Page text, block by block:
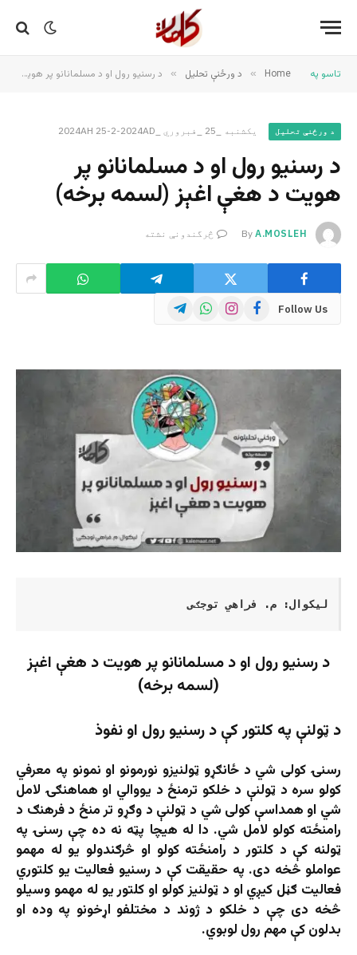
تاسو په Home
» د ورځنې تحلیل » د رسنیو رول او د مسلمانانو پر هویت د هغې اغېز (لسمه برخه)
د ورځنې تحلیل یکشنبه _25 _فبروري _2024AH 25-2-2024AD
د رسنیو رول او د مسلمانانو پر
هویت د هغې اغېز (لسمه برخه)
By A.MOSLEH څرگندونې نشته
Follow Us
Facebook
Instagram
WhatsApp
Telegram
لیکوال: م. فراهي توجګی
د رسنیو رول او د مسلمانانو پر هویت د هغې اغېز
(لسمه برخه)
د ټولنې په کلتور کې د رسنیو رول او نفوذ
رسنۍ کولی شي د ځانګړو ټولنیزو نورمونو او نمونو په معرفي
کولو سره د ټولنې د خلکو ترمنځ د یووالي او هماهنګۍ لامل
شي او همداسې کولی شي د ټولنې د وګړو تر منځ د فرهنګ د
رامنځته کولو لامل شي. دا له هیچا پټه نه ده چې رسنۍ په
ټولنه کې د کلتور د رامنځته کولو او څرګندولو یو له مهمو
عواملو څخه دی. په حقیقت کې د رسنیو فعالیت یو کلتوري
فعالیت ګڼل کیږي او د ټولنیز کولو او کلتور یو له مهمو وسیلو
څخه دی چې د خلکو د ژوند د مختلفو اړخونو په وده او
بدلون کې مهم رول لوبوي.